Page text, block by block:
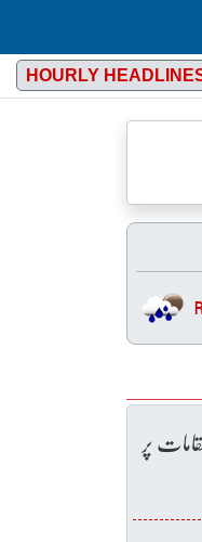
HOURLY
پاکستان کے 510 مقامات پر